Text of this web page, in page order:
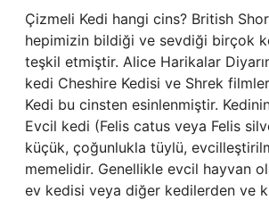
Çizmeli Kedi hangi cins? British
hepimizin bildiği ve sevdiği birçok
teşkil etmiştir. Alice Harikalar
kedi Cheshire Kedisi ve Shrek
Kedi bu cinsten esinlenmiştir.
Evcil kedi (Felis catus veya Felis
küçük, çoğunlukla tüylü,
memelidir. Genellikle evcil hayvan
ev kedisi veya diğer kedilerden ve